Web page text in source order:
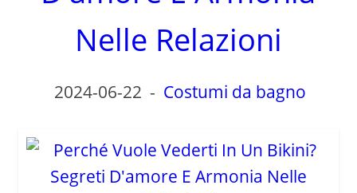
Nelle Relazioni
2024-06-22 - Costumi da bagno